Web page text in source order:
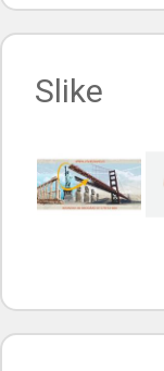
Slike